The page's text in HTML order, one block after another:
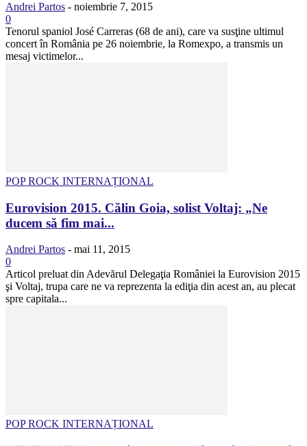
Andrei Partos - noiembrie 7, 2015
0
Tenorul spaniol José Carreras (68 de ani), care va susţine ultimul
concert în România pe 26 noiembrie, la Romexpo, a transmis un
mesaj victimelor...
POP ROCK INTERNAȚIONAL
Eurovision 2015. Călin Goia, solist Voltaj: „Ne
ducem să fim mai...
Andrei Partos - mai 11, 2015
0
Articol preluat din Adevărul Delegaţia României la Eurovision 2015
şi Voltaj, trupa care ne va reprezenta la ediţia din acest an, au plecat
spre capitala...
POP ROCK INTERNAȚIONAL